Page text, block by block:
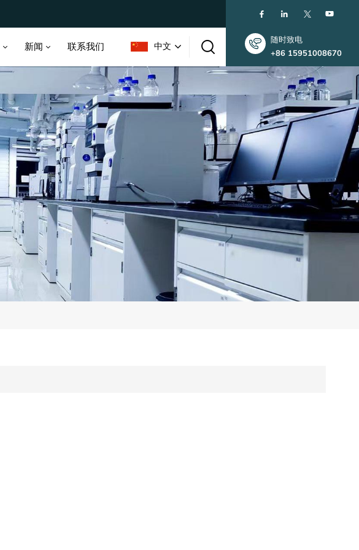
新闻 联系我们 中文
English
中文
随时致电
+86 15951008670